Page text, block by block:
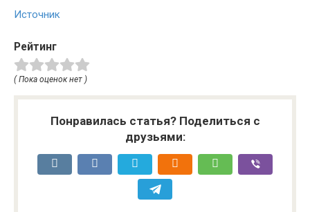
Источник
Рейтинг
( Пока оценок нет )
Понравилась статья? Поделиться с
друзьями: